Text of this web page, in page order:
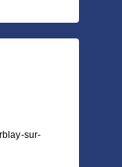
sur-